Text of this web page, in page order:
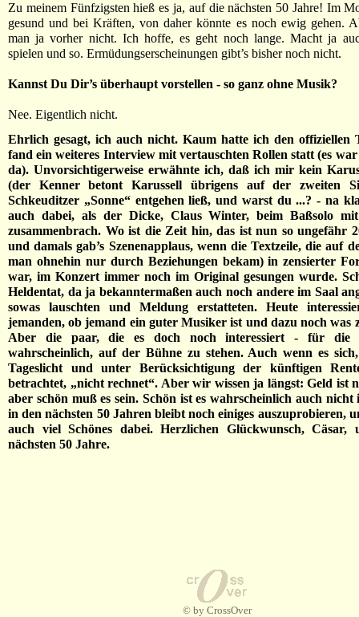
Zu meinem Fünfzigsten hieß es ja, auf die nächsten 50 Jahre! Im
gesund und bei Kräften, von daher könnte es noch ewig gehen.
man ja vorher nicht. Ich hoffe, es geht noch lange. Macht ja
spielen und so. Ermüdungserscheinungen gibt’s bisher noch nicht.
Kannst Du Dir’s überhaupt vorstellen - so ganz ohne Musik?
Nee. Eigentlich nicht.
Ehrlich gesagt, ich auch nicht. Kaum hatte ich den offiziellen
fand ein weiteres Interview mit vertauschten Rollen statt (es
da). Unvorsichtigerweise erwähnte ich, daß ich mir kein
(der Kenner betont Karussell übrigens auf der zweiten
Schkeuditzer „Sonne“ entgehen ließ, und warst du ...? - na
auch dabei, als der Dicke, Claus Winter, beim Baßsolo
zusammenbrach. Wo ist die Zeit hin, das ist nun so ungefähr
und damals gab’s Szenenapplaus, wenn die Textzeile, die auf
man ohnehin nur durch Beziehungen bekam) in zensierter
war, im Konzert immer noch im Original gesungen wurde.
Heldentat, da ja bekanntermaßen auch noch andere im Saal
sowas lauschten und Meldung erstatteten. Heute
jemanden, ob jemand ein guter Musiker ist und dazu noch was
Aber die paar, die es doch noch interessiert - für die
wahrscheinlich, auf der Bühne zu stehen. Auch wenn es
Tageslicht und unter Berücksichtigung der künftigen
betrachtet, „nicht rechnet“. Aber wir wissen ja längst: Geld ist
aber schön muß es sein. Schön ist es wahrscheinlich auch nicht
in den nächsten 50 Jahren bleibt noch einiges auszuprobieren,
auch viel Schönes dabei. Herzlichen Glückwunsch, Cäsar,
nächsten 50 Jahre.
© by CrossOver